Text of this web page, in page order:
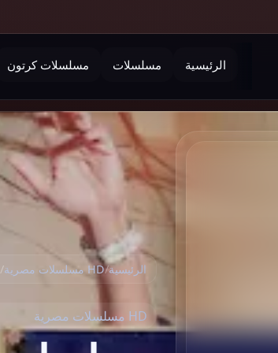
الرئيسية مسلسلات مسلسلات كرتون
الرئيسية/HD مسلسلات مصرية /
HD مسلسلات مصرية